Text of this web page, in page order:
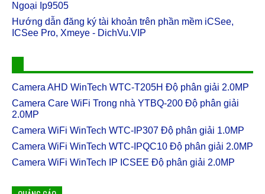
CareCam Pro: Camera Quan Sát Toàn Cảnh Giúp Bạn
Chăm Sóc Công an vào cuộc xác minh vụ lộ clip người phụ nữ cho
trẻ em động chạm vùng nhạy cảm
Trung Quốc bị tố theo dõi khắp thế giới
Một báo cáo cho biết Trung Quốc sử dụng các công nghệ
kiểm soát thông tin. ...
Camera WiFi WinTech BÓNG ĐÈN Độ phân giải 1.3MP
Camera WiFi WinTech BÓNG ĐÈN Độ phân giải 1.3MP
phân giải 1.3MP Camera Bóng đèn - Độ p...
Ngoại Ip9505
Hướng dẫn đăng ký tài khoản trên phần mềm iCSee,
ICSee Pro, Xmeye - DichVu.VIP
Camera AHD WinTech WTC-T205H Độ phân giải 2.0MP
Camera Care WiFi Trong nhà YTBQ-200 Độ phân giải
2.0MP
Camera WiFi WinTech WTC-IP307 Độ phân giải 1.0MP
Camera WiFi WinTech WTC-IPQC10 Độ phân giải 2.0MP
Camera WiFi WinTech IP ICSEE Độ phân giải 2.0MP